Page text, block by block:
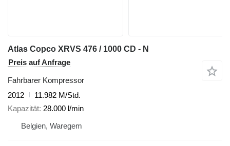
Atlas Copco XRVS 476 / 1000 CD - N
Preis auf Anfrage
Fahrbarer Kompressor
2012
11.982 M/Std.
Kapazität 28.000 l/min
Belgien, Waregem